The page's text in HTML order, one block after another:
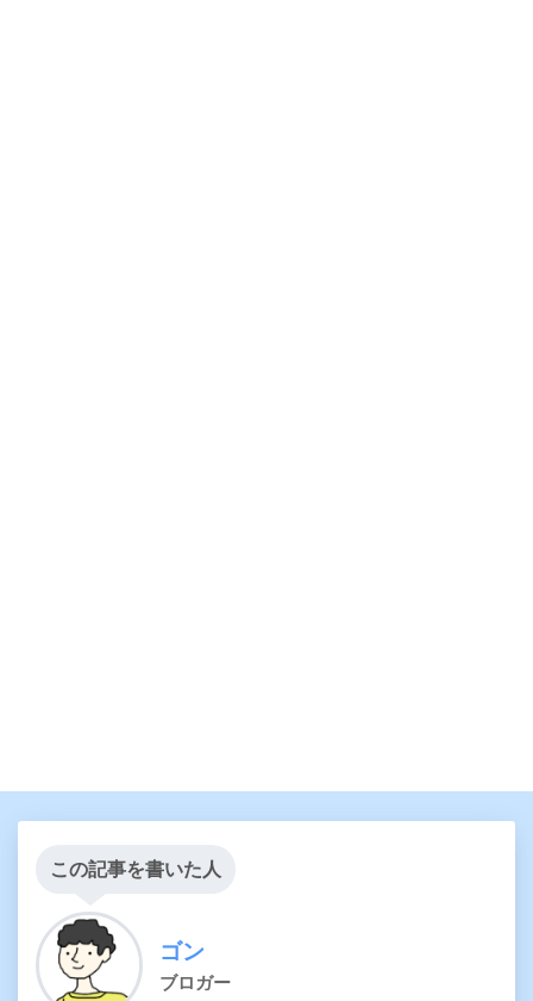
この記事を書いた人
ゴン
ブロガー